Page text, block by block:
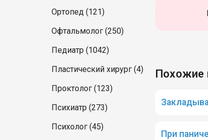
Ортопед (121)
Офтальмолог (250)
Педиатр (1042)
Пластический хирург (4)
Проктолог (123)
Психиатр (273)
Психолог (45)
Похожие
При